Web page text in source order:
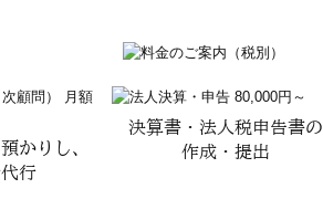
かりし、
行
決算書・法人税申告書の
作成・提出